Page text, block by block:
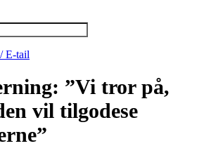
E-tail
”Vi tror på,
vil tilgodese